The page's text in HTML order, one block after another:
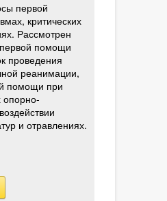
первой
критических
Рассмотрен
помощи
проведения
реанимации,
помощи при
опорно-
и отравлениях.